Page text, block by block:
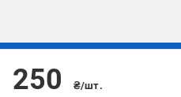
250 ₴/шт.
Подписывайтесь, чтобы